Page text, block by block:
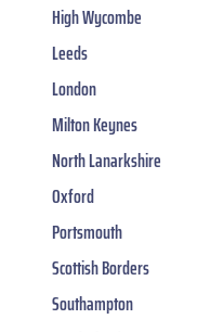
High Wycombe
Leeds
London
Milton Keynes
North Lanarkshire
Oxford
Portsmouth
Scottish Borders
Southampton